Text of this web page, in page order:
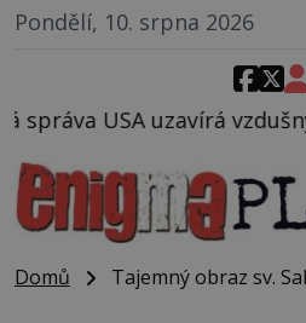
Pondělí, 10. srpna 2026
prostor nad
Domů Tajemný obraz sv.